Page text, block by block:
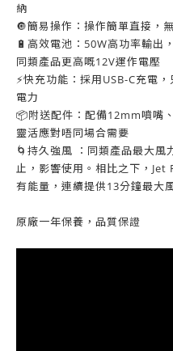
納
🔘簡易操作：操作簡單直接，
🔋高效電池：50W高功率輸出
同類產品更高嘅12V運作電壓
⚡快充功能：採用USB-C充電
電力
📦附送配件：配備12mm噴嘴
靈活應對唔同場合需要
🌀持久強風 ：同類產品最大風
止，影響使用。相比之下，Jet
有能量，連續提供13分鐘最大
原廠一年保養，品質保證